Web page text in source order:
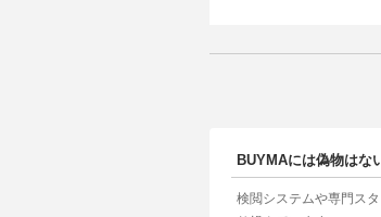
BUYMAには偽物はな
検閲システムや専門ス